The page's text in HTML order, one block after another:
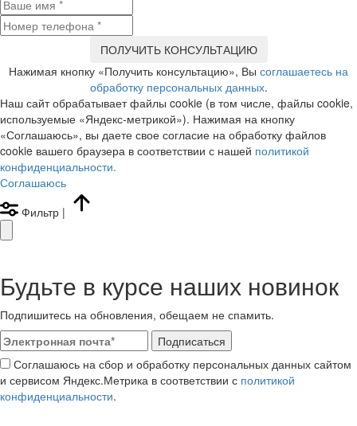
Нажимая кнопку «Получить консультацию», Вы соглашаетесь на
обработку персональных данных.
Наш сайт обрабатывает файлы cookie (в том числе, файлы cookie,
используемые «Яндекс-метрикой»). Нажимая на кнопку
«Соглашаюсь», вы даете свое согласие на обработку файлов
cookie вашего браузера в соответствии с нашей политикой
конфиденциальности.
Соглашаюсь
Фильтр |
Будьте в курсе наших новинок
Подпишитесь на обновления, обещаем не спамить.
Подписаться
Соглашаюсь на сбор и обработку персональных данных сайтом
и сервисом Яндекс.Метрика в соответствии с политикой
конфиденциальности.